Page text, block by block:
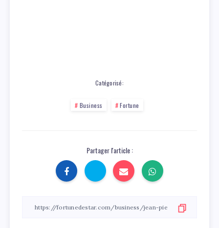
Catégorisé:
Business Fortune
Partager l'article :